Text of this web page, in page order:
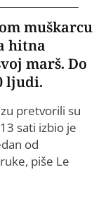
muškarcu
hitna
marš. Do
ljudi.
pretvorili su
sati izbio je
od
piše Le